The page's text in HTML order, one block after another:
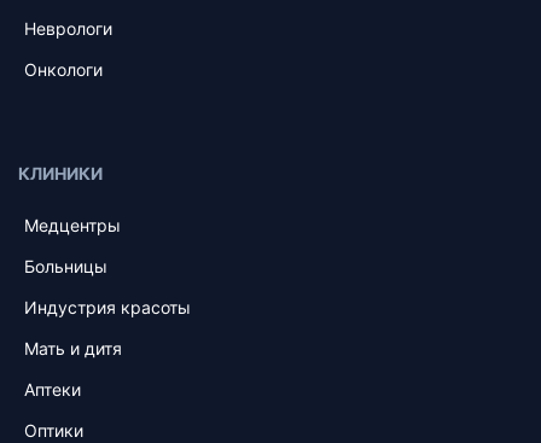
Неврологи
Онкологи
КЛИНИКИ
Медцентры
Больницы
Индустрия красоты
Мать и дитя
Аптеки
Оптики